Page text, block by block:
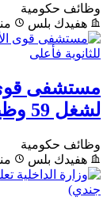
وظائف حكومية
هفيدك بلس
مستشفى قوى
لشغل 59 وظيفة للثانوية فأعلى
وظائف حكومية
هفيدك بلس